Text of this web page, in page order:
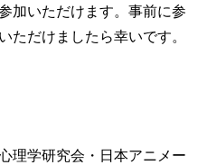
加いただけます。事前に参
ただけましたら幸いです。
学研究会・日本アニメー